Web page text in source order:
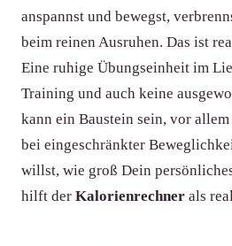
anspannst und bewegst,
beim reinen Ausruhen. Das ist
Eine ruhige Übungseinheit im
Training und auch keine
kann ein Baustein sein, vor
bei eingeschränkter
willst, wie groß Dein
hilft der Kalorienrechner als